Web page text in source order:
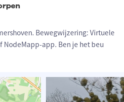
Bewegwijzering: Virtuele
NodeMapp-app. Ben je het beu